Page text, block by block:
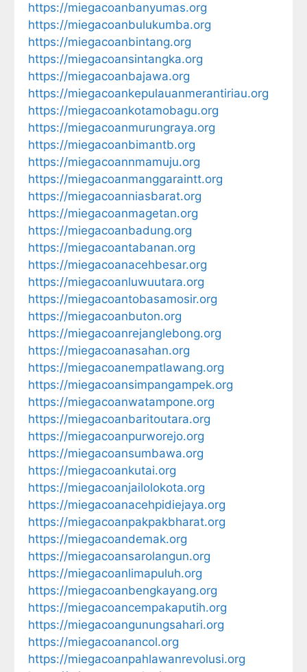
https://miegacoanbanyumas.org
https://miegacoanbulukumba.org
https://miegacoanbintang.org
https://miegacoansintangka.org
https://miegacoanbajawa.org
https://miegacoankepulauanmerantiriau.org
https://miegacoankotamobagu.org
https://miegacoanmurungraya.org
https://miegacoanbimantb.org
https://miegacoannmamuju.org
https://miegacoanmanggaraintt.org
https://miegacoanniasbarat.org
https://miegacoanmagetan.org
https://miegacoanbadung.org
https://miegacoantabanan.org
https://miegacoanacehbesar.org
https://miegacoanluwuutara.org
https://miegacoantobasamosir.org
https://miegacoanbuton.org
https://miegacoanrejanglebong.org
https://miegacoanasahan.org
https://miegacoanempatlawang.org
https://miegacoansimpangampek.org
https://miegacoanwatampone.org
https://miegacoanbaritoutara.org
https://miegacoanpurworejo.org
https://miegacoansumbawa.org
https://miegacoankutai.org
https://miegacoanjailolokota.org
https://miegacoanacehpidiejaya.org
https://miegacoanpakpakbharat.org
https://miegacoandemak.org
https://miegacoansarolangun.org
https://miegacoanlimapuluh.org
https://miegacoanbengkayang.org
https://miegacoancempakaputih.org
https://miegacoangunungsahari.org
https://miegacoanancol.org
https://miegacoanpahlawanrevolusi.org